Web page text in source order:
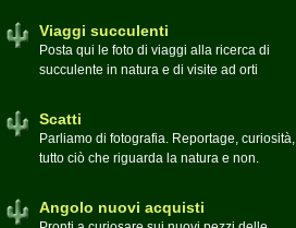
Viaggi succulenti
Posta qui le foto di viaggi alla ricerca di
succulente in natura e di visite ad orti
Scatti
Parliamo di fotografia. Reportage, curiosità,
tutto ciò che riguarda la natura e non.
Angolo nuovi acquisti